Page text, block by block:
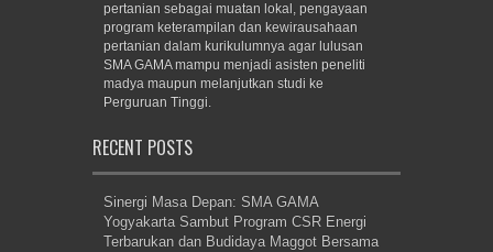
pertanian sebagai muatan lokal, pengayaan
program keterampilan dan kewirausahaan
pertanian dalam kurikulumnya agar lulusan
SMA GAMA mampu menjadi asisten peneliti
madya maupun melanjutkan studi ke
Perguruan Tinggi.
RECENT POSTS
Sinergi Masa Depan: SMA GAMA
Yogyakarta Sambut Program CSR Energi
Terbarukan dan Budidaya Maggot Bersama